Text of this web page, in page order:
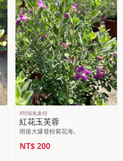
#預報氣象樹
紅花玉芙蓉
雨後大爆發粉紫花海。
NT$200